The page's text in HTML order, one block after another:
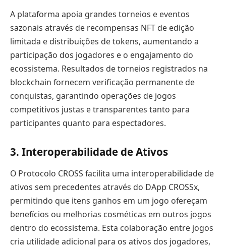
A plataforma apoia grandes torneios e eventos
sazonais através de recompensas NFT de edição
limitada e distribuições de tokens, aumentando a
participação dos jogadores e o engajamento do
ecossistema. Resultados de torneios registrados na
blockchain fornecem verificação permanente de
conquistas, garantindo operações de jogos
competitivos justas e transparentes tanto para
participantes quanto para espectadores.
3. Interoperabilidade de Ativos
O Protocolo CROSS facilita uma interoperabilidade de
ativos sem precedentes através do DApp CROSSx,
permitindo que itens ganhos em um jogo ofereçam
benefícios ou melhorias cosméticas em outros jogos
dentro do ecossistema. Esta colaboração entre jogos
cria utilidade adicional para os ativos dos jogadores,